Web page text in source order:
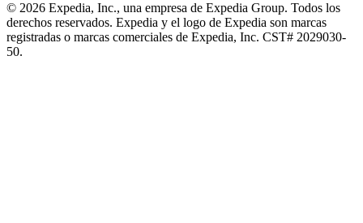
© 2026 Expedia, Inc., una empresa de Expedia Group. Todos los
derechos reservados. Expedia y el logo de Expedia son marcas
registradas o marcas comerciales de Expedia, Inc. CST# 2029030-
50.